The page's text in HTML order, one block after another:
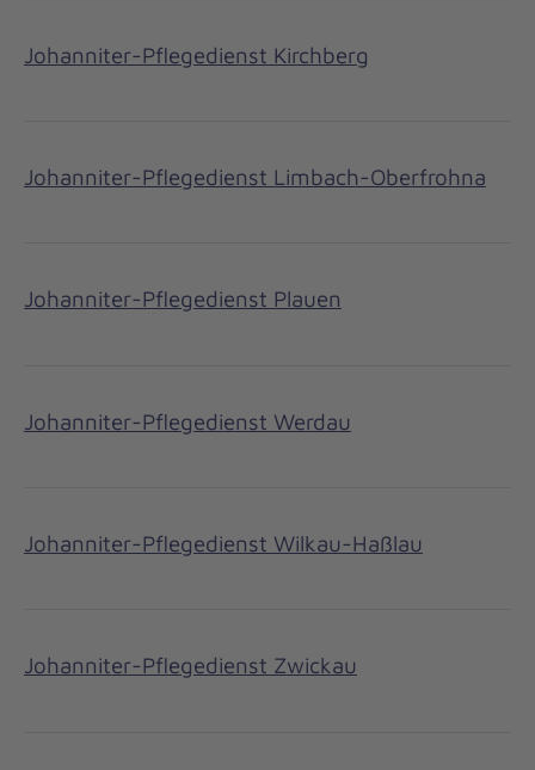
Johanniter-Pflegedienst Kirchberg
Johanniter-Pflegedienst Limbach-Oberfrohna
Johanniter-Pflegedienst Plauen
Johanniter-Pflegedienst Werdau
Johanniter-Pflegedienst Wilkau-Haßlau
Johanniter-Pflegedienst Zwickau